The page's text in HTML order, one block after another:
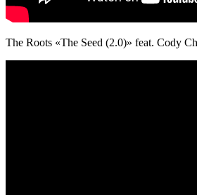
The Roots «The Seed (2.0)» feat. Cody